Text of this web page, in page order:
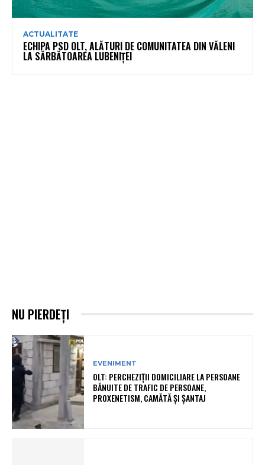
ACTUALITATE
ECHIPA PSD OLT, ALĂTURI DE COMUNITATEA DIN VĂLENI
LA SĂRBĂTOAREA LUBENIȚEI
NU PIERDEȚI
EVENIMENT
OLT: PERCHEZIŢII DOMICILIARE LA PERSOANE
BĂNUITE DE TRAFIC DE PERSOANE,
PROXENETISM, CAMĂTĂ ŞI ŞANTAJ